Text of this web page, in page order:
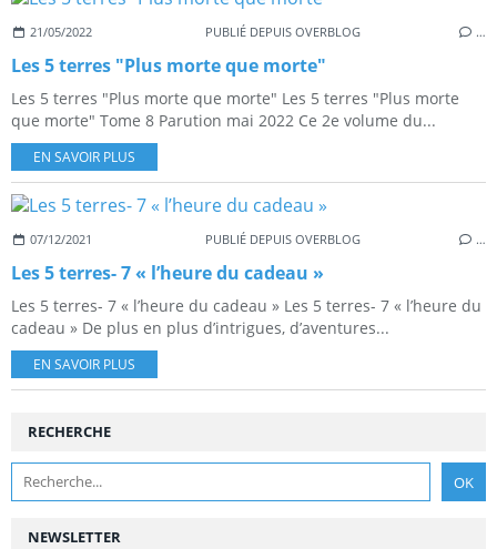
21/05/2022 PUBLIÉ DEPUIS OVERBLOG …
Les 5 terres "Plus morte que morte"
Les 5 terres "Plus morte que morte" Les 5 terres "Plus morte
que morte" Tome 8 Parution mai 2022 Ce 2e volume du...
EN SAVOIR PLUS
07/12/2021 PUBLIÉ DEPUIS OVERBLOG …
Les 5 terres- 7 « l’heure du cadeau »
Les 5 terres- 7 « l’heure du cadeau » Les 5 terres- 7 « l’heure du
cadeau » De plus en plus d’intrigues, d’aventures...
EN SAVOIR PLUS
NEWSLETTER
RECHERCHE